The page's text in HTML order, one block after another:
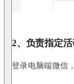
2、负责指定
登录电脑端微信